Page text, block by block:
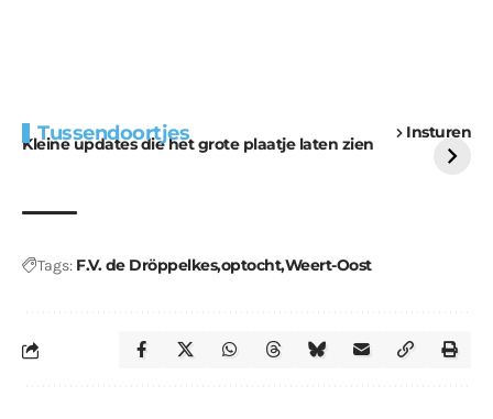
Tussendoortjes Insturen
Kleine updates die het grote plaatje laten zien
voor kabouters
uitdaging
Tags: F.V. de DröppelkesoptochtWeert-Oost